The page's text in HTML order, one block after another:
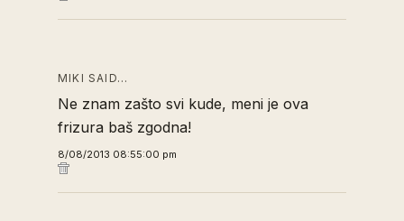
MIKI SAID…
Ne znam zašto svi kude, meni je ova
frizura baš zgodna!
8/08/2013 08:55:00 pm